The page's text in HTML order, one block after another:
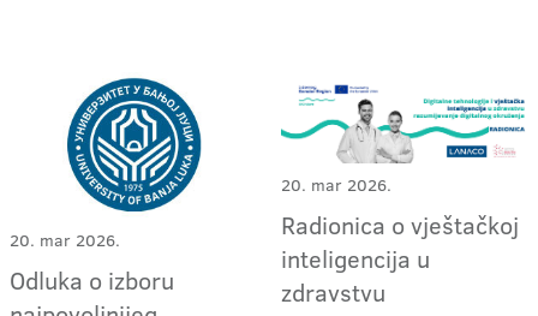
20. mar 2026.
Odluka o izboru
20. mar 2026.
Radionica o vještačkoj
inteligencija u
zdravstvu